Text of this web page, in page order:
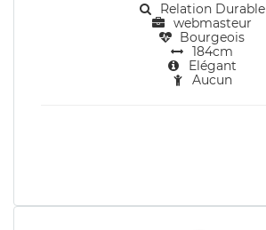
Relation Durable
webmasteur
Bourgeois
184cm
Elégant
Aucun